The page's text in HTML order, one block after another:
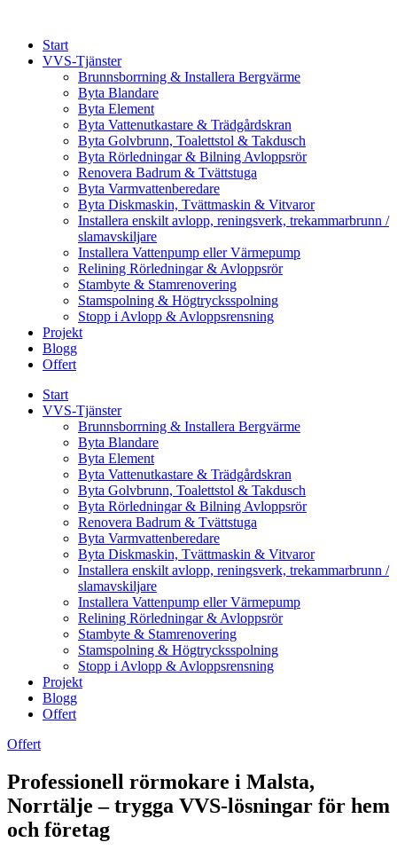
contentStart
VVS-Tjänster
Brunnsborrning & Installera Bergvärme
Byta Blandare
Byta Element
Byta Vattenutkastare & Trädgårdskran
Byta Golvbrunn, Toalettstol & Takdusch
Byta Rörledningar & Bilning Avloppsrör
Renovera Badrum & Tvättstuga
Byta Varmvattenberedare
Byta Diskmaskin, Tvättmaskin & Vitvaror
Installera enskilt avlopp, reningsverk, trekammarbrunn /
slamavskiljare
Installera Vattenpump eller Värmepump
Relining Rörledningar & Avloppsrör
Stambyte & Stamrenovering
Stamspolning & Högtrycksspolning
Stopp i Avlopp & Avloppsrensning
Projekt
Blogg
Offert
Start
VVS-Tjänster
Brunnsborrning & Installera Bergvärme
Byta Blandare
Byta Element
Byta Vattenutkastare & Trädgårdskran
Byta Golvbrunn, Toalettstol & Takdusch
Byta Rörledningar & Bilning Avloppsrör
Renovera Badrum & Tvättstuga
Byta Varmvattenberedare
Byta Diskmaskin, Tvättmaskin & Vitvaror
Installera enskilt avlopp, reningsverk, trekammarbrunn /
slamavskiljare
Installera Vattenpump eller Värmepump
Relining Rörledningar & Avloppsrör
Stambyte & Stamrenovering
Stamspolning & Högtrycksspolning
Stopp i Avlopp & Avloppsrensning
Projekt
Blogg
Offert
Offert
Professionell rörmokare i Malsta,
Norrtälje – trygga VVS-lösningar för hem
och företag